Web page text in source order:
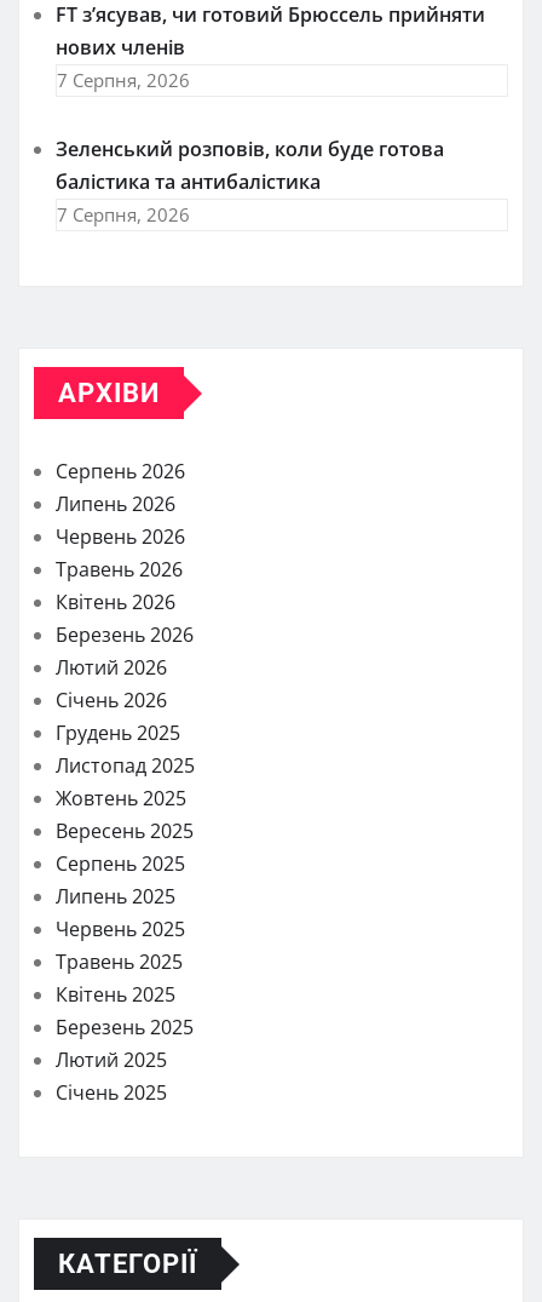
FT зʼясував, чи готовий Брюссель прийняти
нових членів
7 Серпня, 2026
Зеленський розповів, коли буде готова
балістика та антибалістика
7 Серпня, 2026
АРХІВИ
Серпень 2026
Липень 2026
Червень 2026
Травень 2026
Квітень 2026
Березень 2026
Лютий 2026
Січень 2026
Грудень 2025
Листопад 2025
Жовтень 2025
Вересень 2025
Серпень 2025
Липень 2025
Червень 2025
Травень 2025
Квітень 2025
Березень 2025
Лютий 2025
Січень 2025
КАТЕГОРІЇ